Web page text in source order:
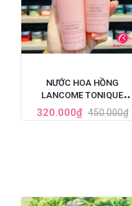
NƯỚC HOA HỒNG
LANCOME TONIQUE
CONFORT CẤP ẨM DỊU DA
125ML
320.000₫ 450.000₫